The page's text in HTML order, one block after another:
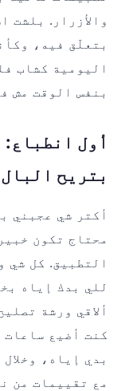
والأزرار. بلشت
بتعلّق فيه،
اليومية كشاب
بنفس الوقت مش
أول
بتريح البال
محتاج تكون
التطبيق. كل شي
للي بدك إياه
ألاقي ورشة
بدي إياه،
مع تقييمات من